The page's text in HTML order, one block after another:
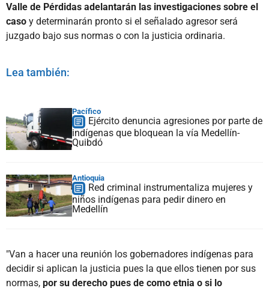
Valle de Pérdidas adelantarán las investigaciones sobre el
caso y determinarán pronto si el señalado agresor será
juzgado bajo sus normas o con la justicia ordinaria.
Lea también:
Pacífico
Ejército denuncia agresiones por parte de
indígenas que bloquean la vía Medellín-
Quibdó
Antioquia
Red criminal instrumentaliza mujeres y
niños indígenas para pedir dinero en
Medellín
"Van a hacer una reunión los gobernadores indígenas para
decidir si aplican la justicia pues la que ellos tienen por sus
normas, por su derecho pues de como etnia o si lo